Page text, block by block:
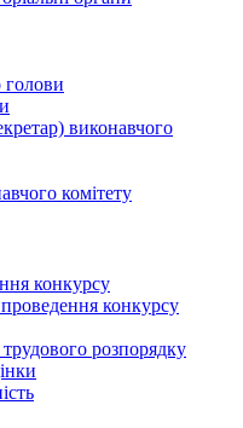
виконавчого
комітету
конкурсу
конкурсу
розпорядку